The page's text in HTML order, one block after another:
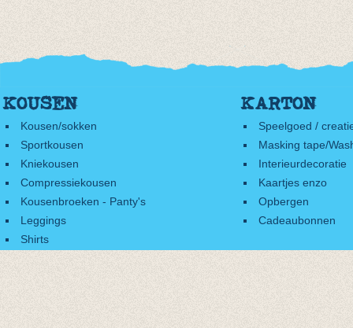
KOUSEN
Kousen/sokken
Sportkousen
Kniekousen
Compressiekousen
Kousenbroeken - Panty's
Leggings
Shirts
KARTON
Speelgoed /
Masking tape/
Interieurdecoratie
Kaartjes enzo
Opbergen
Cadeaubonnen